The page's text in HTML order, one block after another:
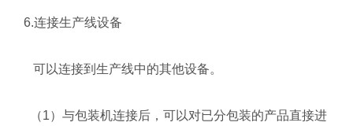
6.连接生产线设备
可以连接到生产线中的其他设备。
（1）与包装机连接后，可以对已分包装的产品直接进